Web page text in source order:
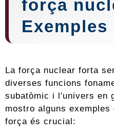
força
Exemples
La força nuclear forta
diverses funcions
subatòmic i l'univers en
mostro alguns
força és crucial: